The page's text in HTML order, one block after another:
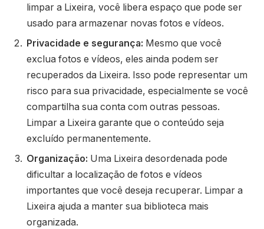
limpar a Lixeira, você libera espaço que pode ser
usado para armazenar novas fotos e vídeos.
Privacidade e segurança: Mesmo que você
exclua fotos e vídeos, eles ainda podem ser
recuperados da Lixeira. Isso pode representar um
risco para sua privacidade, especialmente se você
compartilha sua conta com outras pessoas.
Limpar a Lixeira garante que o conteúdo seja
excluído permanentemente.
Organização: Uma Lixeira desordenada pode
dificultar a localização de fotos e vídeos
importantes que você deseja recuperar. Limpar a
Lixeira ajuda a manter sua biblioteca mais
organizada.